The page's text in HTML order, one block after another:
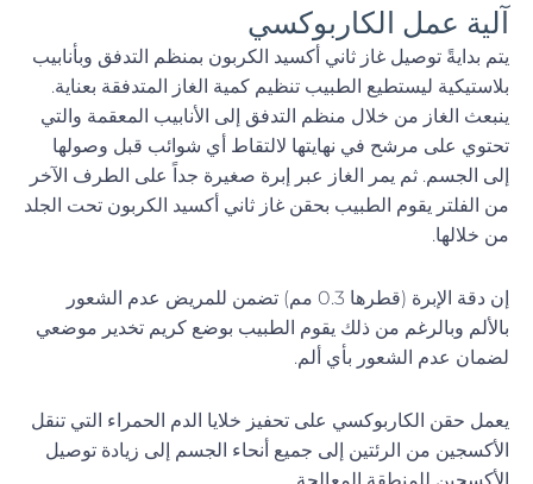
آلية عمل الكاربوكسي
يتم بدايةً توصيل غاز ثاني أكسيد الكربون بمنظم التدفق وبأنابيب
بلاستيكية ليستطيع الطبيب تنظيم كمية الغاز المتدفقة بعناية.
ينبعث الغاز من خلال منظم التدفق إلى الأنابيب المعقمة والتي
تحتوي على مرشح في نهايتها لالتقاط أي شوائب قبل وصولها
إلى الجسم. ثم يمر الغاز عبر إبرة صغيرة جداً على الطرف الآخر
من الفلتر يقوم الطبيب بحقن غاز ثاني أكسيد الكربون تحت الجلد
من خلالها.
إن دقة الإبرة (قطرها 0.3 مم) تضمن للمريض عدم الشعور
بالألم وبالرغم من ذلك يقوم الطبيب بوضع كريم تخدير موضعي
لضمان عدم الشعور بأي ألم.
يعمل حقن الكاربوكسي على تحفيز خلايا الدم الحمراء التي تنقل
الأكسجين من الرئتين إلى جميع أنحاء الجسم إلى زيادة توصيل